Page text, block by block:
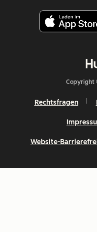
Copyright
Rechtsfragen
Website-